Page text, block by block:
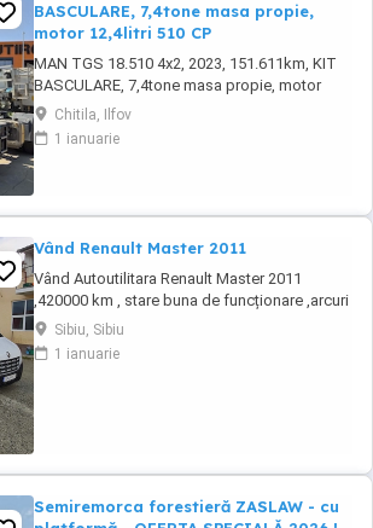
BASCULARE, 7,4tone masa propie,
motor 12,4litri 510 CP
MAN TGS 18.510 4x2, 2023, 151.611km, KIT
BASCULARE, 7,4tone masa propie, motor
12,4litri 510 CP
Chitila, Ilfov
1 ianuarie
Vând Renault Master 2011
Vând Autoutilitara Renault Master 2011
,420000 km , stare buna de funcționare ,arcuri
duble pe spate.VT iunie 2027.Asigurarea
expira în 12.08.2026
Sibiu, Sibiu
1 ianuarie
Semiremorca forestieră ZASLAW - cu